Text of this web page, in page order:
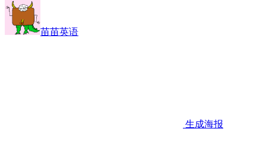
苗苗英语
生成海报